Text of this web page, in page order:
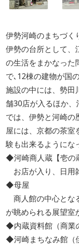
伊勢河崎のまちづく
伊勢の台所として、
の生活をまかなった
で､12棟の建物が国
施設の中には、勢田
舗30店が入るほか
では、伊勢と河崎の
屋には、京都の茶室
験も出来るようにな
◆河崎商人蔵【壱の
お店が入り、日用
◆母屋
商人館の中心とな
が眺められる展望室
◆内蔵資料館（商業
◆河崎まちなみ館（